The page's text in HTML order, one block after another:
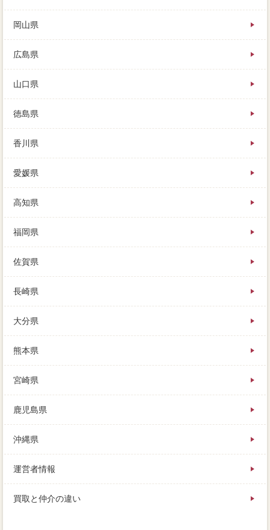
岡山県
広島県
山口県
徳島県
香川県
愛媛県
高知県
福岡県
佐賀県
長崎県
大分県
熊本県
宮崎県
鹿児島県
沖縄県
運営者情報
買取と仲介の違い